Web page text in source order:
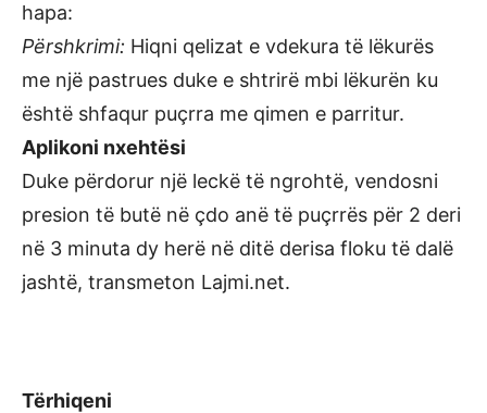
hapa:
Përshkrimi: Hiqni qelizat e vdekura të lëkurës
me një pastrues duke e shtrirë mbi lëkurën ku
është shfaqur puçrra me qimen e parritur.
Aplikoni nxehtësi
Duke përdorur një leckë të ngrohtë, vendosni
presion të butë në çdo anë të puçrrës për 2 deri
në 3 minuta dy herë në ditë derisa floku të dalë
jashtë, transmeton Lajmi.net.
Tërhiqeni